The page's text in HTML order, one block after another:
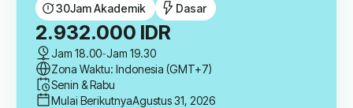
30Jam Akademik Dasar
2.932.000 IDR
Jam 18.00-Jam 19.30
Zona Waktu: Indonesia (GMT+7)
Senin & Rabu
Mulai BerikutnyaAgustus 31, 2026